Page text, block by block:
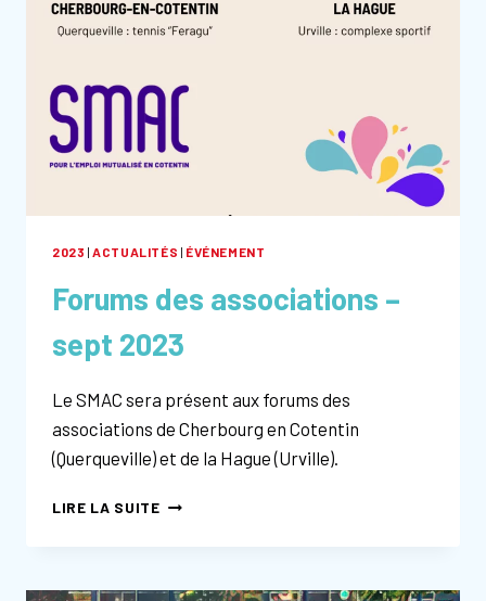
15
2023 |ACTUALITÉS | ÉVÉNEMENT
Forums des associations –
sept 2023
Le SMAC sera présent aux forums des
associations de Cherbourg en Cotentin
(Querqueville) et de la Hague (Urville).
LIRE LA SUITE FORUMS
SEPT